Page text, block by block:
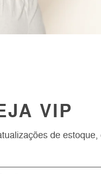
VIP
de